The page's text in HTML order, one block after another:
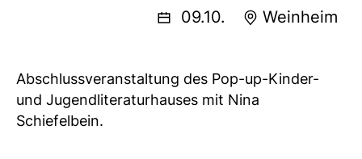
09.10. Weinheim
Abschlussveranstaltung des Pop-up-Kinder-
und Jugendliteraturhauses mit Nina
Schiefelbein.